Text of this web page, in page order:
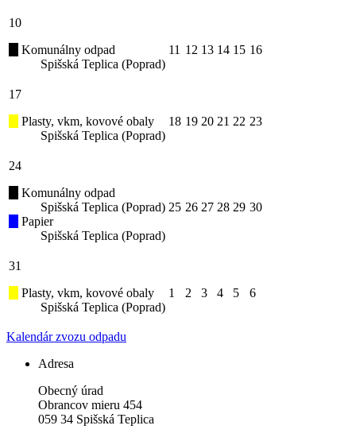
10
Komunálny odpad
Spišská Teplica (Poprad)
11 12 13 14 15 16
17
Plasty, vkm, kovové obaly
Spišská Teplica (Poprad)
18 19 20 21 22 23
24
Komunálny odpad
Spišská Teplica (Poprad)
Papier
Spišská Teplica (Poprad)
25 26 27 28 29 30
31
Plasty, vkm, kovové obaly
Spišská Teplica (Poprad)
1 2 3 4 5 6
Kalendár zvozu odpadu
Adresa
Obecný úrad
Obrancov mieru 454
059 34 Spišská Teplica